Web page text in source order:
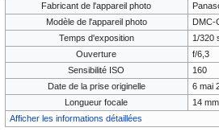
Fabricant de l'appareil photo
Modèle de l'appareil photo
DMC-
Temps d'exposition
1/320
Ouverture
f/6,3
Sensibilité ISO
160
Date de la prise originelle
6 mai
Longueur focale
14 mm
Afficher les informations détaillées